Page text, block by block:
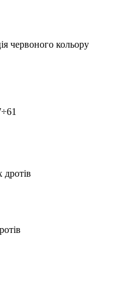
червоного кольору
дротів